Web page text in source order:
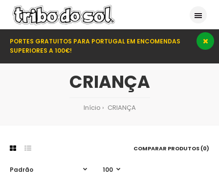
PORTES GRATUITOS PARA PORTUGAL EM ENCOMENDAS
SUPERIORES A 100€!
CRIANÇA
Início CRIANÇA
COMPARAR PRODUTOS (0)